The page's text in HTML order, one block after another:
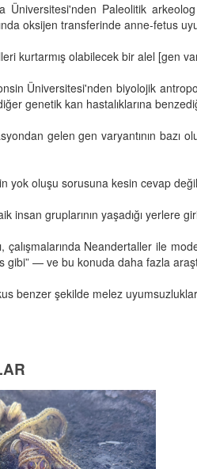
Üniversitesi'nden Paleolitik
oksijen transferinde anne-fetus
kurtarmış olabilecek bir alel [gen
Üniversitesi'nden biyolojik
genetik kan hastalıklarına
gelen gen varyantının bazı
yok oluşu sorusuna kesin cevap
insan gruplarının yaşadığı
çalışmalarında Neandertaller ile
gibi” — ve bu konuda daha fazla
benzer şekilde melez